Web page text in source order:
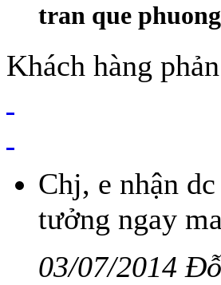
tran que phuong
Khách hàng
Chj, e nhận
tưởng ngay
03/07/2014